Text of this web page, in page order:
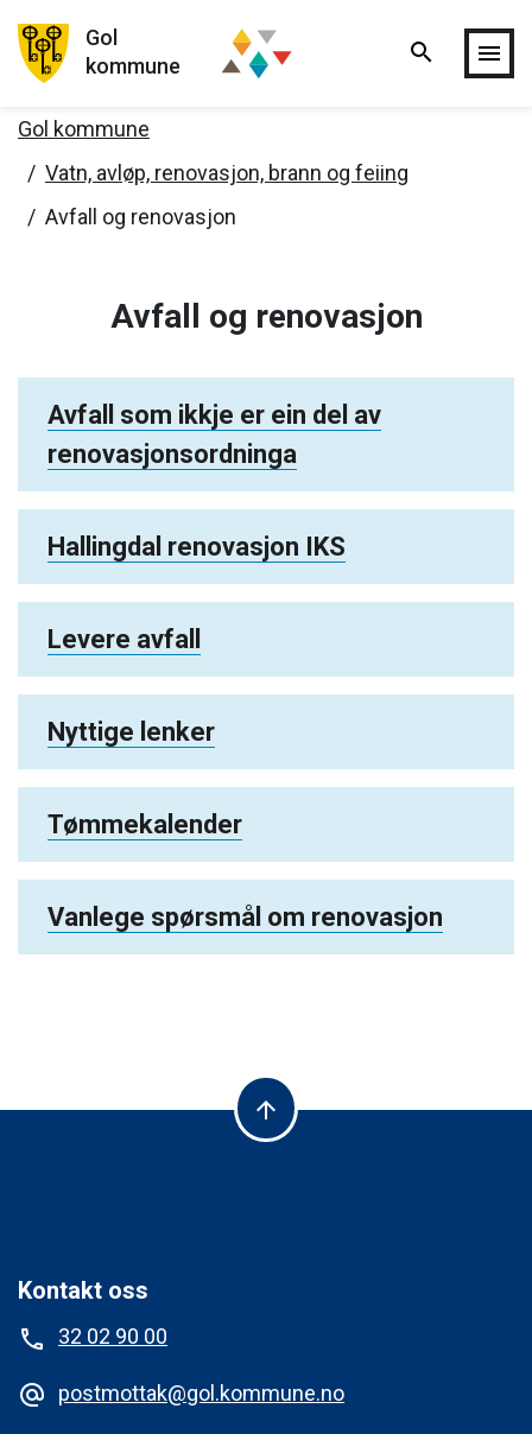
Hopp til hovedinnholdet
Gol
kommune
search menu
Gol kommune
Vatn, avløp, renovasjon, brann og feiing
Avfall og renovasjon
Avfall og renovasjon
Avfall som ikkje er ein del av
renovasjonsordninga
Hallingdal renovasjon IKS
Levere avfall
Nyttige lenker
Tømmekalender
Vanlege spørsmål om renovasjon
arrow_upward
Kontakt oss
phone
32 02 90 00
alternate_email postmottak@gol.kommune.no